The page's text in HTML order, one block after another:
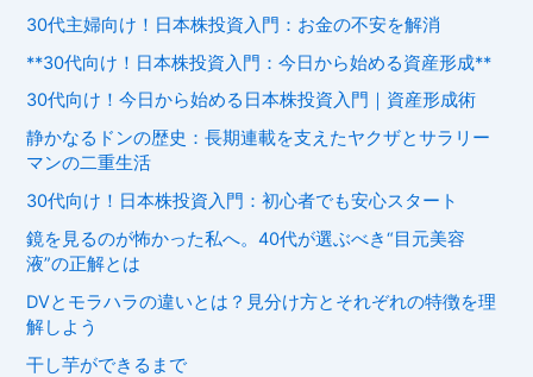
30代主婦向け！日本株投資入門：お金の不安を解消
**30代向け！日本株投資入門：今日から始める資産形成**
30代向け！今日から始める日本株投資入門｜資産形成術
静かなるドンの歴史：長期連載を支えたヤクザとサラリー
マンの二重生活
30代向け！日本株投資入門：初心者でも安心スタート
鏡を見るのが怖かった私へ。40代が選ぶべき“目元美容
液”の正解とは
DVとモラハラの違いとは？見分け方とそれぞれの特徴を理
解しよう
干し芋ができるまで